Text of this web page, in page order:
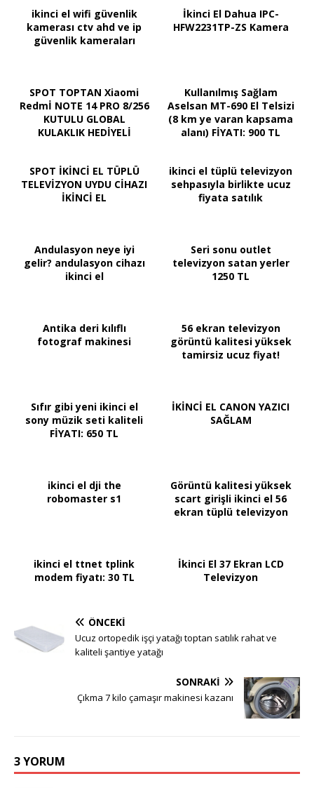
ikinci el wifi güvenlik
kamerası ctv ahd ve ip
güvenlik kameraları
İkinci El Dahua IPC-
HFW2231TP-ZS Kamera
SPOT TOPTAN Xiaomi
Redmİ NOTE 14 PRO 8/256
KUTULU GLOBAL
KULAKLIK HEDİYELİ
Kullanılmış Sağlam
Aselsan MT-690 El Telsizi
(8 km ye varan kapsama
alanı) FİYATI: 900 TL
SPOT İKİNCİ EL TÜPLÜ
TELEVİZYON UYDU CİHAZI
İKİNCİ EL
ikinci el tüplü televizyon
sehpasıyla birlikte ucuz
fiyata satılık
Andulasyon neye iyi
gelir? andulasyon cihazı
ikinci el
Seri sonu outlet
televizyon satan yerler
1250 TL
Antika deri kılıflı
fotograf makinesi
56 ekran televizyon
görüntü kalitesi yüksek
tamirsiz ucuz fiyat!
Sıfır gibi yeni ikinci el
sony müzik seti kaliteli
FİYATI: 650 TL
İKİNCİ EL CANON YAZICI
SAĞLAM
ikinci el dji the
robomaster s1
Görüntü kalitesi yüksek
scart girişli ikinci el 56
ekran tüplü televizyon
ikinci el ttnet tplink
modem fiyatı: 30 TL
İkinci El 37 Ekran LCD
Televizyon
ÖNCEKI
Ucuz ortopedik işçi yatağı toptan satılık rahat ve
kaliteli şantiye yatağı
SONRAKI
Çıkma 7 kilo çamaşır makinesi kazanı
3 YORUM